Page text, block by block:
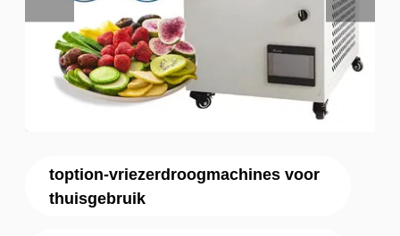
toption-vriezerdroogmachines voor
thuisgebruik